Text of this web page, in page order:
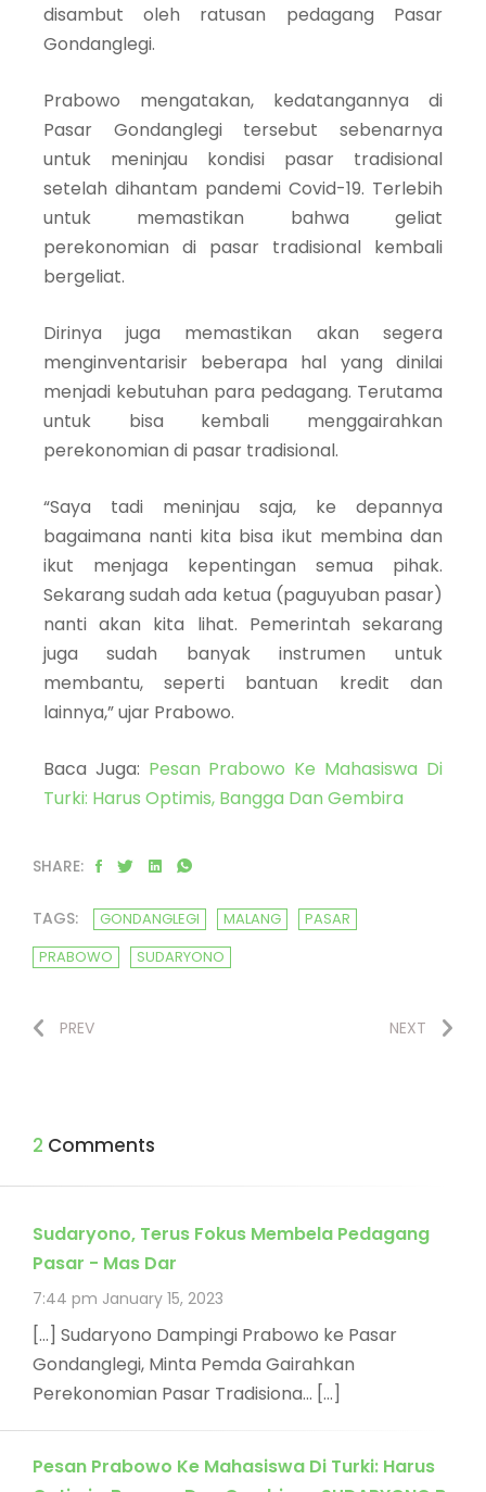
disambut oleh ratusan pedagang Pasar
Gondanglegi.
Prabowo mengatakan, kedatangannya di
Pasar Gondanglegi tersebut sebenarnya
untuk meninjau kondisi pasar tradisional
setelah dihantam pandemi Covid-19. Terlebih
untuk memastikan bahwa geliat
perekonomian di pasar tradisional kembali
bergeliat.
Dirinya juga memastikan akan segera
menginventarisir beberapa hal yang dinilai
menjadi kebutuhan para pedagang. Terutama
untuk bisa kembali menggairahkan
perekonomian di pasar tradisional.
“Saya tadi meninjau saja, ke depannya
bagaimana nanti kita bisa ikut membina dan
ikut menjaga kepentingan semua pihak.
Sekarang sudah ada ketua (paguyuban pasar)
nanti akan kita lihat. Pemerintah sekarang
juga sudah banyak instrumen untuk
membantu, seperti bantuan kredit dan
lainnya,” ujar Prabowo.
Baca Juga: Pesan Prabowo Ke Mahasiswa Di
Turki: Harus Optimis, Bangga Dan Gembira
SHARE:
TAGS: GONDANGLEGI MALANG
PASAR
PRABOWO
SUDARYONO
PREV NEXT
2 Comments
Sudaryono, Terus Fokus Membela Pedagang
Pasar - Mas Dar
7:44 pm January 15, 2023
[…] Sudaryono Dampingi Prabowo ke Pasar
Gondanglegi, Minta Pemda Gairahkan
Perekonomian Pasar Tradisiona… […]
Pesan Prabowo Ke Mahasiswa Di Turki: Harus